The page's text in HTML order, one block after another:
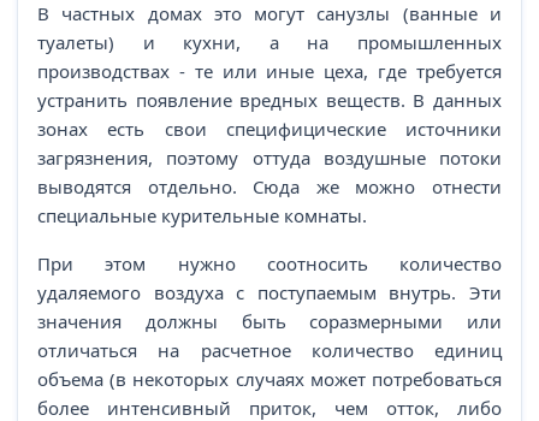
В частных домах это могут санузлы (ванные и
туалеты) и кухни, а на промышленных
производствах - те или иные цеха, где требуется
устранить появление вредных веществ. В данных
зонах есть свои специфицические источники
загрязнения, поэтому оттуда воздушные потоки
выводятся отдельно. Сюда же можно отнести
специальные курительные комнаты.
При этом нужно соотносить количество
удаляемого воздуха с поступаемым внутрь. Эти
значения должны быть соразмерными или
отличаться на расчетное количество единиц
объема (в некоторых случаях может потребоваться
более интенсивный приток, чем отток, либо